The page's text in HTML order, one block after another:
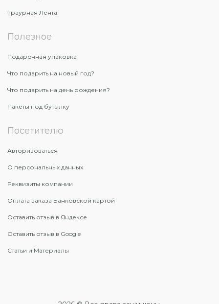
Траурная Лента
Полезное
Подарочная упаковка
Что подарить на новый год?
Что подарить на день рождения?
Пакеты под бутылку
Посетителю
Авторизоваться
О персональных данных
Реквизиты компании
Оплата заказа Банковской картой
Оставить отзыв в Яндексе
Оставить отзыв в Google
Статьи и Материалы